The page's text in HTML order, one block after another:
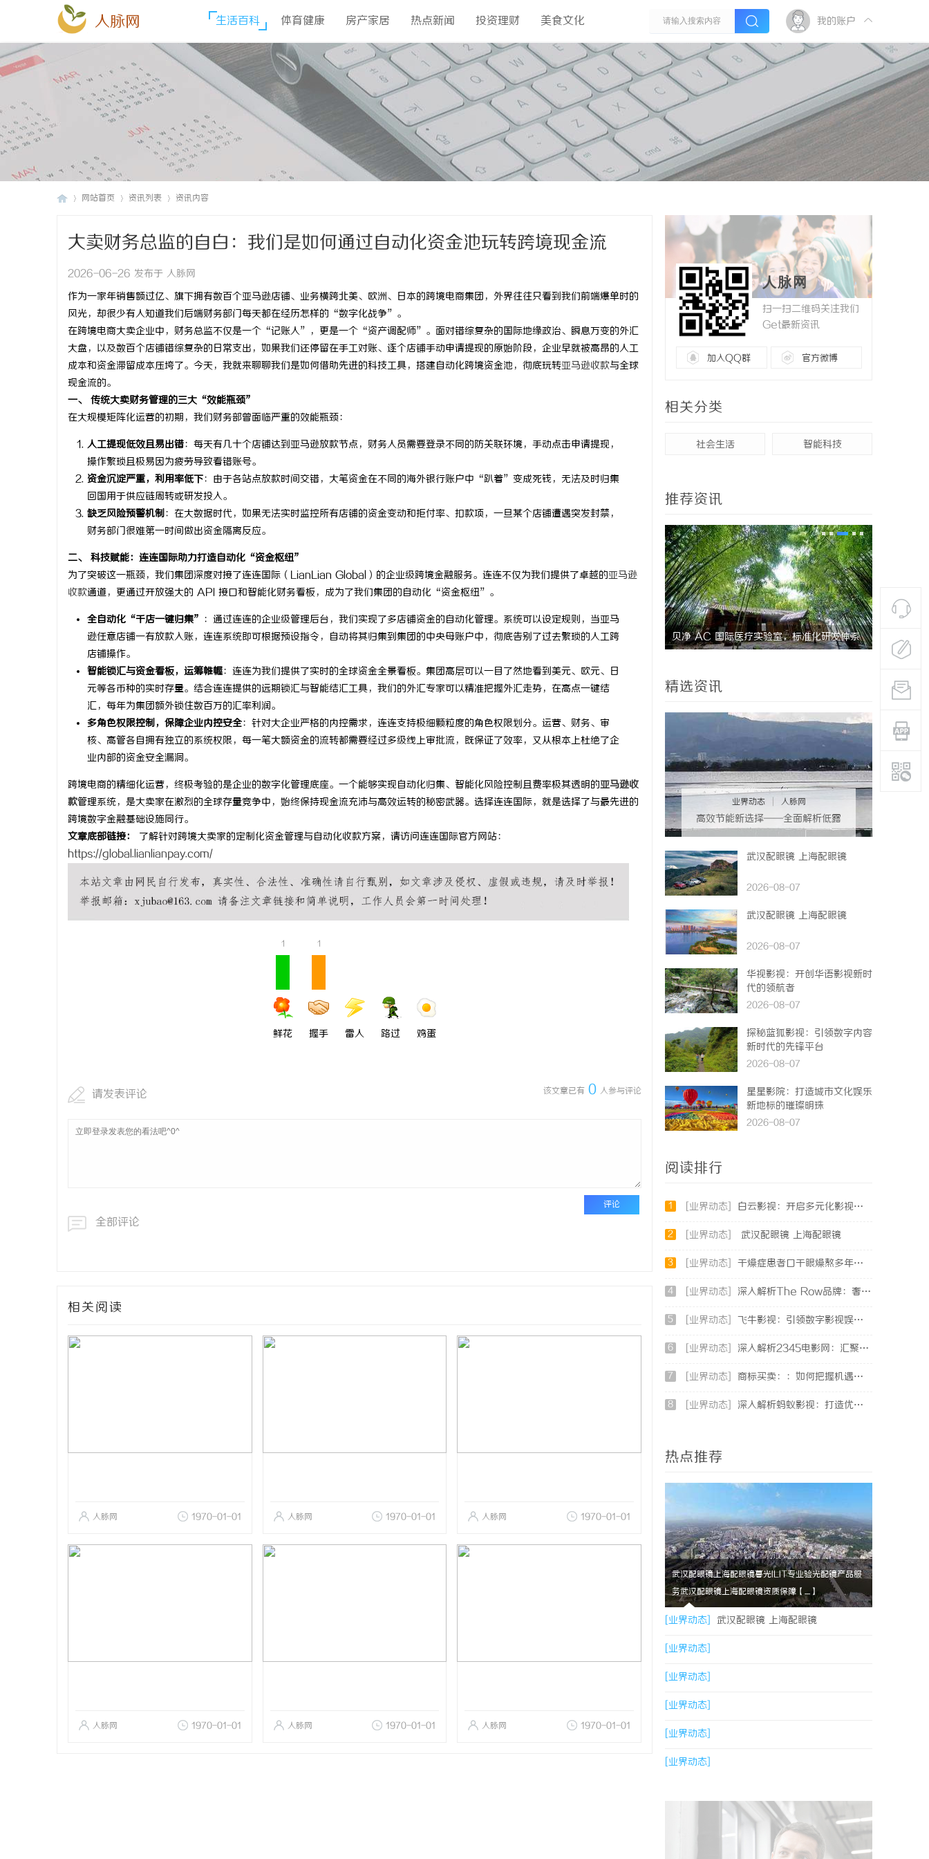
人脉网 生活百科 体育健康 房产家居 热点新闻 投资理财 美食文化 我的账户
网站首页 资讯列表 资讯内容
大卖财务总监的自白：我们是如何通过自动化资金池玩转跨境现金流
的？
2026-06-26 发布于 人脉网
作为一家年销售额过亿、旗下拥有数百个亚马逊店铺、业务横跨北美、欧洲、日本的跨境电商集团，外界往往只看到我们前端爆单时的
风光，却很少有人知道我们后端财务部门每天都在经历怎样的“数字化战争”。
在跨境电商大卖企业中，财务总监不仅是一个“记账人”，更是一个“资产调配师”。面对错综复杂的国际地缘政治、瞬息万变的外汇
大盘，以及数百个店铺错综复杂的日常支出，如果我们还停留在手工对账、逐个店铺手动申请提现的原始阶段，企业早就被高昂的人工
成本和资金滞留成本压垮了。今天，我就来聊聊我们是如何借助先进的科技工具，搭建自动化跨境资金池，彻底玩转亚马逊收款与全球
现金流的。
一、 传统大卖财务管理的三大“效能瓶颈”
在大规模矩阵化运营的初期，我们财务部曾面临严重的效能瓶颈：
人工提现低效且易出错：每天有几十个店铺达到亚马逊放款节点，财务人员需要登录不同的防关联环境，手动点击申请提现，
操作繁琐且极易因为疲劳导致看错账号。
资金沉淀严重，利用率低下：由于各站点放款时间交错，大笔资金在不同的海外银行账户中“趴着”变成死钱，无法及时归集
回国用于供应链周转或研发投入。
缺乏风险预警机制：在大数据时代，如果无法实时监控所有店铺的资金变动和拒付率、扣款项，一旦某个店铺遭遇突发封禁，
财务部门很难第一时间做出资金隔离反应。
二、 科技赋能：连连国际助力打造自动化“资金枢纽”
为了突破这一瓶颈，我们集团深度对接了连连国际（LianLian Global）的企业级跨境金融服务。连连不仅为我们提供了卓越的亚马逊
收款通道，更通过开放强大的 API 接口和智能化财务看板，成为了我们集团的自动化“资金枢纽”。
全自动化“千店一键归集” ：通过连连的企业级管理后台，我们实现了多店铺资金的自动化管理。系统可以设定规则，当亚马
逊任意店铺一有放款入账，连连系统即可根据预设指令，自动将其归集到集团的中央母账户中，彻底告别了过去繁琐的人工跨
店铺操作。
智能锁汇与资金看板，运筹帷幄：连连为我们提供了实时的全球资金全景看板。集团高层可以一目了然地看到美元、欧元、日
元等各币种的实时存量。结合连连提供的远期锁汇与智能结汇工具，我们的外汇专家可以精准把握外汇走势，在高点一键结
汇，每年为集团额外锁住数百万的汇率利润。
多角色权限控制，保障企业内控安全：针对大企业严格的内控需求，连连支持极细颗粒度的角色权限划分。运营、财务、审
核、高管各自拥有独立的系统权限，每一笔大额资金的流转都需要经过多级线上审批流，既保证了效率，又从根本上杜绝了企
业内部的资金安全漏洞。
跨境电商的精细化运营，终极考验的是企业的数字化管理底座。一个能够实现自动化归集、智能化风险控制且费率极其透明的亚马逊收
款管理系统，是大卖家在激烈的全球存量竞争中，始终保持现金流充沛与高效运转的秘密武器。选择连连国际，就是选择了与最先进的
跨境数字金融基础设施同行。
文章底部链接：
了解针对跨境大卖家的定制化资金管理与自动化收款方案，请访问连连国际官方网站：
https://global.lianlianpay.com/
1
鲜花
1
握手 雷人 路过 鸡蛋
该文章已有 0 人参与评论
请发表评论
评论
全部评论
相关阅读
人脉网 1970-01-01 人脉网 1970-01-01 人脉网 1970-01-01
人脉网 1970-01-01 人脉网 1970-01-01 人脉网 1970-01-01
人脉网
扫一扫二维码关注我们
Get最新资讯
加入QQ群 官方微博
相关分类
社会生活 智能科技
推荐资讯
武汉配眼镜 上海配眼镜 防坠落垂直生命线在高空作业中的关键应用与 贝净 AC 国际医疗实验室，标准化研发体系 中医专家
的桥梁
精选资讯
业界动态 人脉网
高效节能新选择——全面解析低露
点除湿机的应用与优势
武汉配眼镜 上海配眼镜
2026-08-07
武汉配眼镜 上海配眼镜
2026-08-07
华视影视：开创华语影视新时
代的领航者
2026-08-07
探秘蓝狐影视：引领数字内容
新时代的先锋平台
2026-08-07
星星影院：打造城市文化娱乐
新地标的璀璨明珠
2026-08-07
阅读排行
1 [业界动态] 白云影视：开启多元化影视创作新时代的领航者
2 [业界动态] 武汉配眼镜 上海配眼镜
3 [业界动态] 干燥症患者口干眼燥熬多年，一个周期缓过来？老中医：一张辨证方对症，身体找回津液
4 [业界动态] 深入解析The Row品牌：奢华时尚的典范与设计哲学
5 [业界动态] 飞牛影视：引领数字影视娱乐新时代的创新平台
6 [业界动态] 深入解析2345电影网：汇聚海量资源的影视娱乐平台
7 [业界动态] 商标买卖：：如何把握机遇与规避风险
8 [业界动态] 深入解析蚂蚁影视：打造优质影视资源新平台
热点推荐
武汉配眼镜上海配眼镜暮光ILIT专业验光配镜产品服
务武汉配眼镜上海配眼镜资质保障【....】
[业界动态] 武汉配眼镜 上海配眼镜
[业界动态]
[业界动态]
[业界动态]
[业界动态]
[业界动态]